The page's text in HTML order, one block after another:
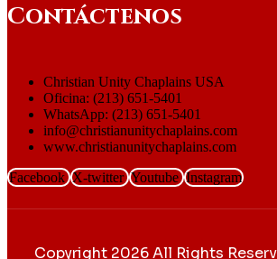
Contáctenos
Christian Unity Chaplains USA
Oficina: (213) 651-5401
WhatsApp: (213) 651-5401
info@christianunitychaplains.com
www.christianunitychaplains.com
Facebook X-twitter Youtube Instagram
Copyright 2026 All Rights